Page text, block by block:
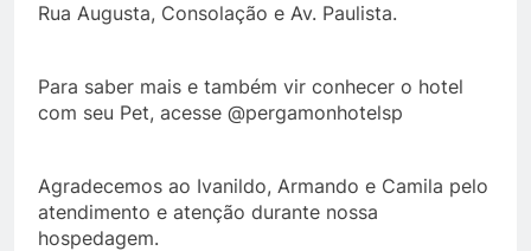
Rua Augusta, Consolação e Av. Paulista.
Para saber mais e também vir conhecer o hotel
com seu Pet, acesse @pergamonhotelsp
Agradecemos ao Ivanildo, Armando e Camila pelo
atendimento e atenção durante nossa
hospedagem.